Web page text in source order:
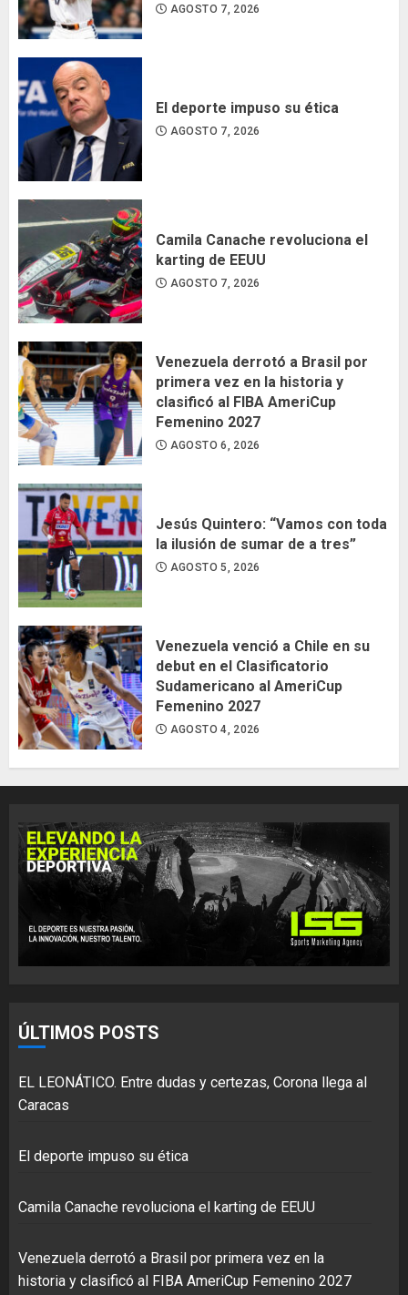
AGOSTO 7, 2026
El deporte impuso su ética
AGOSTO 7, 2026
Camila Canache revoluciona el
karting de EEUU
AGOSTO 7, 2026
Venezuela derrotó a Brasil por
primera vez en la historia y
clasificó al FIBA AmeriCup
Femenino 2027
AGOSTO 6, 2026
Jesús Quintero: “Vamos con toda
la ilusión de sumar de a tres”
AGOSTO 5, 2026
Venezuela venció a Chile en su
debut en el Clasificatorio
Sudamericano al AmeriCup
Femenino 2027
AGOSTO 4, 2026
ÚLTIMOS POSTS
EL LEONÁTICO. Entre dudas y certezas, Corona llega al
Caracas
El deporte impuso su ética
Camila Canache revoluciona el karting de EEUU
Venezuela derrotó a Brasil por primera vez en la
historia y clasificó al FIBA AmeriCup Femenino 2027